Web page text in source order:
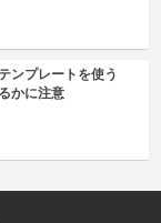
ンプレートを使う
かに注意